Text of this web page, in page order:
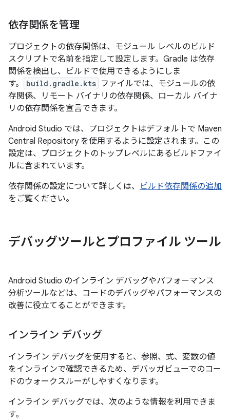
依存関係を管理
プロジェクトの依存関係は、モジュール レベルのビルド
スクリプトで名前を指定して設定します。Gradle は依存
関係を検出し、ビルドで使用できるようにしま
す。
build.gradle.kts ファイルでは、モジュールの依
存関係、リモート バイナリの依存関係、ローカル バイナ
リの依存関係を宣言できます。
Android Studio では、プロジェクトはデフォルトで Maven
Central Repository を使用するように設定されます。この
設定は、プロジェクトのトップレベルにあるビルドファイ
ルに含まれています。
依存関係の設定について詳しくは、
ビルド依存関係の追加
をご覧ください。
デバッグツールとプロファイル ツール
Android Studio のインライン デバッグやパフォーマンス
分析ツールなどは、コードのデバッグやパフォーマンスの
改善に役立てることができます。
インライン デバッグ
インライン デバッグを使用すると、参照、式、変数の値
をインラインで確認できるため、デバッガビューでのコー
ドのウォークスルーがしやすくなります。
インライン デバッグでは、次のような情報を利用できま
す。